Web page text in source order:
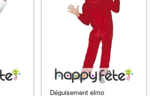
Déguisement elmo